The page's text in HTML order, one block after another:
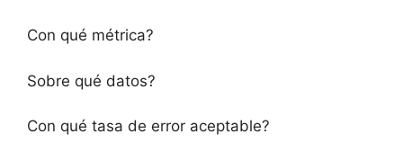
Con qué métrica?
Sobre qué datos?
Con qué tasa de error aceptable?